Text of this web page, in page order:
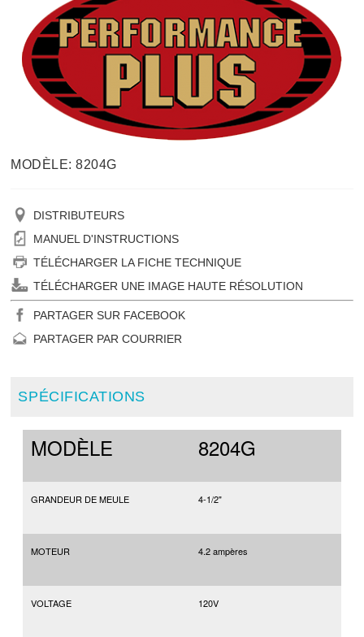
MODÈLE: 8204G
DISTRIBUTEURS
MANUEL D'INSTRUCTIONS
TÉLÉCHARGER LA FICHE TECHNIQUE
TÉLÉCHARGER UNE IMAGE HAUTE RÉSOLUTION
PARTAGER SUR FACEBOOK
PARTAGER PAR COURRIER
SPÉCIFICATIONS
MODÈLE 8204G
GRANDEUR DE MEULE 4-1/2"
MOTEUR 4.2 ampères
VOLTAGE 120V